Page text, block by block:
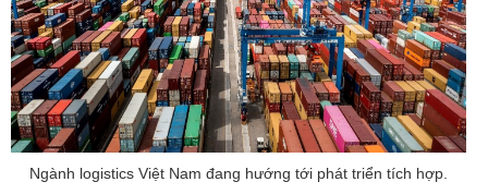
Ngành logistics Việt Nam đang hướng tới phát triển tích hợp.